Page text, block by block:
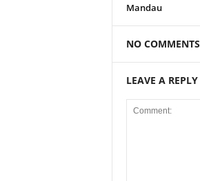
Mandau
NO COMMENTS
LEAVE A REPLY